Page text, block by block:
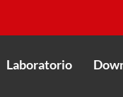
Laboratorio